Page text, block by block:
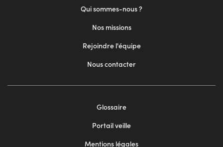
Qui sommes-nous ?
Nos missions
Rejoindre l'équipe
Nous contacter
Glossaire
Portail veille
Mentions légales